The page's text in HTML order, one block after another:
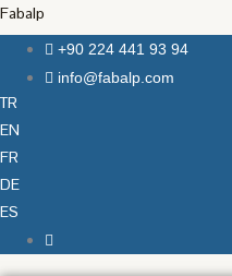
İçeriğe
atla
Fabalp
+90 224 441 93 94
info@fabalp.com
TR
EN
FR
DE
ES